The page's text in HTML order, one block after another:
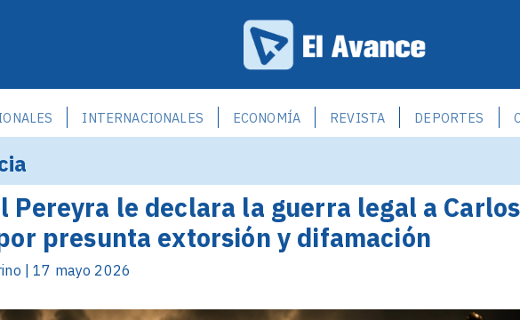
INTERNACIONALES ECONOMÍA REVISTA DEPORTES
Pereyra le declara la guerra legal a Carlos
presunta extorsión y difamación
| 17 mayo 2026